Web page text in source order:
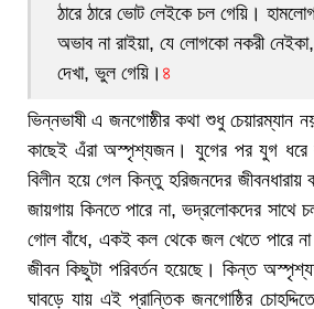
ঠারে ঠারে ভোট লেইকে চল গেয়ি।
অভাব না রাইয়া, যে লোগকো নকরী
দেখা, ভুল গেয়ি। ৪
ভিন্নভাষী এ জনগোষ্ঠীর কথা শুধু
কাছেই এঁরা অস্পৃশ্যজন। যুগের পর যুগ ধরে
বিলীন হয়ে গেল কিন্তু হরিজনদের
জায়গায় কিনতে পারে না, ভদ্রলোকদের সাথে
গোল বাঁধে, একই কল থেকে জল খেতে পারে
জীবন কিছুটা পরিবর্তন হয়েছে। কিন্ত
ঘাবড়ে যায় এই প্রান্তিক জনগোষ্ঠির